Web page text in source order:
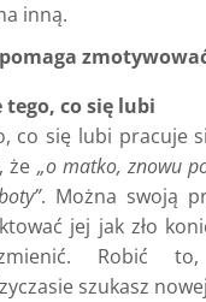
inną.
pomaga
tego, co się lubi
co się lubi pracuje
że „o matko, znowu
. Można swoją
jej jak zło
Robić
szukasz